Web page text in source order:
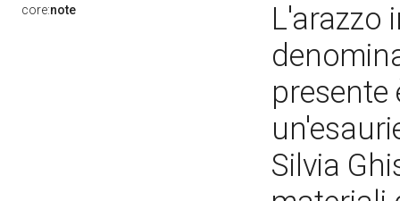
core:note
L'arazzo
Silvia